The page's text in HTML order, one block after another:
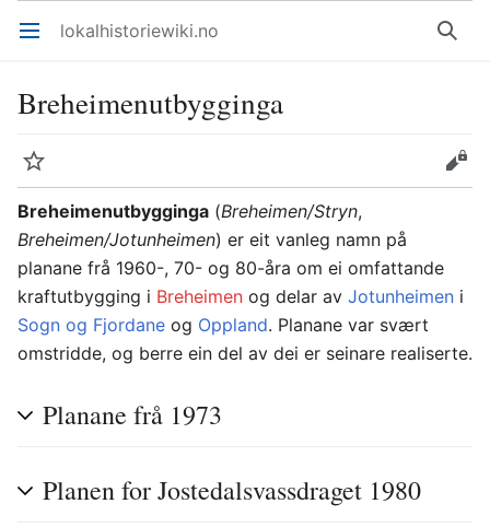
Åpne hovedmenyen lokalhistoriewiki.no Søk
Breheimenutbygginga
Overvåk
Rediger
Breheimenutbygginga (Breheimen/Stryn,
Breheimen/Jotunheimen) er eit vanleg namn på
planane frå 1960-, 70- og 80-åra om ei omfattande
kraftutbygging i Breheimen og delar av Jotunheimen i
Sogn og Fjordane og Oppland. Planane var svært
omstridde, og berre ein del av dei er seinare realiserte.
Planane frå 1973
Planen for Jostedalsvassdraget 1980